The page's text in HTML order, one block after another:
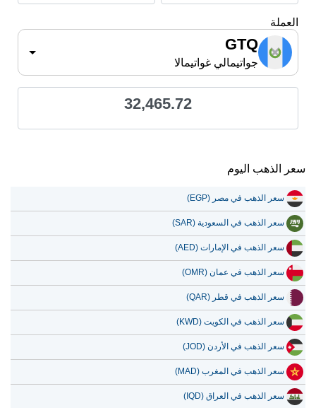
العملة
GTQ
جواتيمالي غواتيمالا
32,465.72
سعر الذهب اليوم
سعر الذهب في مصر (EGP)
سعر الذهب في السعودية (SAR)
سعر الذهب في الإمارات (AED)
سعر الذهب في عمان (OMR)
سعر الذهب في قطر (QAR)
سعر الذهب في الكويت (KWD)
سعر الذهب في الأردن (JOD)
سعر الذهب في المغرب (MAD)
سعر الذهب في العراق (IQD)